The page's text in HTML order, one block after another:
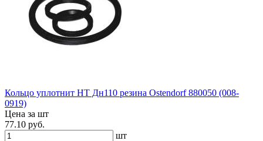
Кольцо уплотнит HT Дн110 резина Ostendorf 880050 (008-
0919)
Цена за шт
77.10 руб.
шт